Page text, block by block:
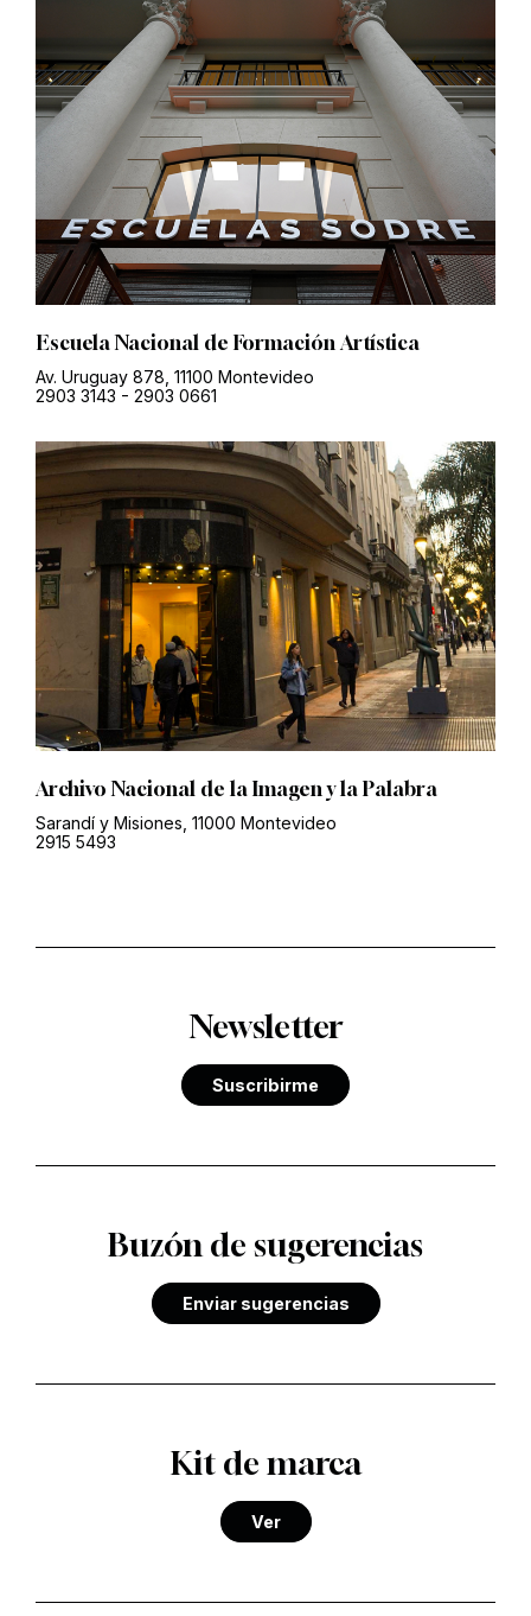
Escuela Nacional de Formación Artística
Av. Uruguay 878, 11100 Montevideo
2903 3143 - 2903 0661
Archivo Nacional de la Imagen y la Palabra
Sarandí y Misiones, 11000 Montevideo
2915 5493
Newsletter
Suscribirme
Buzón de sugerencias
Enviar sugerencias
Kit de marca
Ver